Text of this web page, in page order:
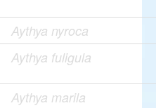
Aythya nyroca
Aythya fuligula
Aythya marila